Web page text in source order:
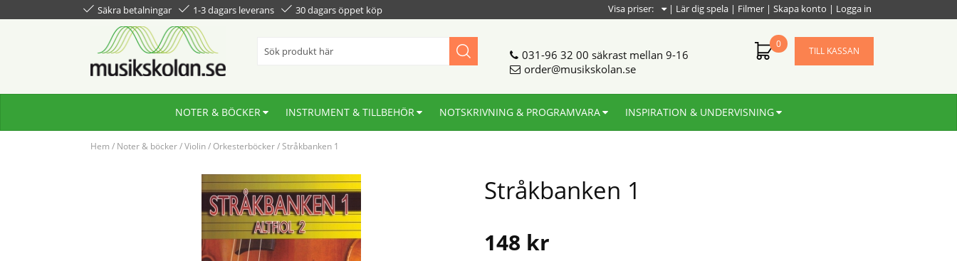
Säkra betalningar 1-3 dagars leverans 30 dagars öppet köp | Lär dig spela | Filmer | Skapa konto | Logga in
Visa priser:
031-96 32 00 säkrast mellan 9-16
order@musikskolan.se
0
TILL KASSAN
NOTER & BÖCKER INSTRUMENT & TILLBEHÖR NOTSKRIVNING & PROGRAMVARA INSPIRATION & UNDERVISNING
Hem / Noter & böcker/Violin/Orkesterböcker/Stråkbanken 1
Stråkbanken 1
148 kr